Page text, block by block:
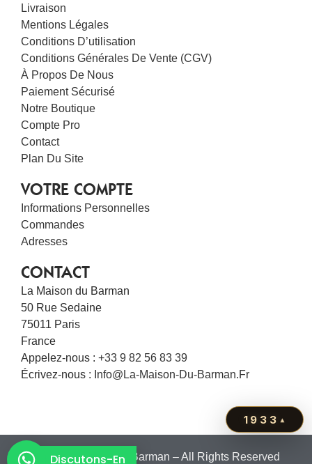
Livraison
Mentions Légales
Conditions D’utilisation
Conditions Générales De Vente (CGV)
À Propos De Nous
Paiement Sécurisé
Notre Boutique
Compte Pro
Contact
Plan Du Site
VOTRE COMPTE
Informations Personnelles
Commandes
Adresses
CONTACT
La Maison du Barman
50 Rue Sedaine
75011 Paris
France
Appelez-nous : +33 9 82 56 83 39
Écrivez-nous : Info@la-Maison-Du-Barman.fr
© 2011 – La Maison du Barman – All Rights Reserved
Discutons-En
1933 ▴